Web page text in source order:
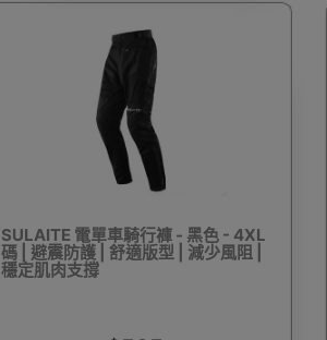
成人滑板車
鈴片組合啞鈴
SULAITE 電單車騎行褲 - 黑色 - 4XL
碼 | 避震防護 | 舒適版型 | 減少風阻 |
穩定肌肉支撐